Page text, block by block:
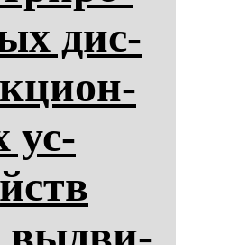
дис­
ус­